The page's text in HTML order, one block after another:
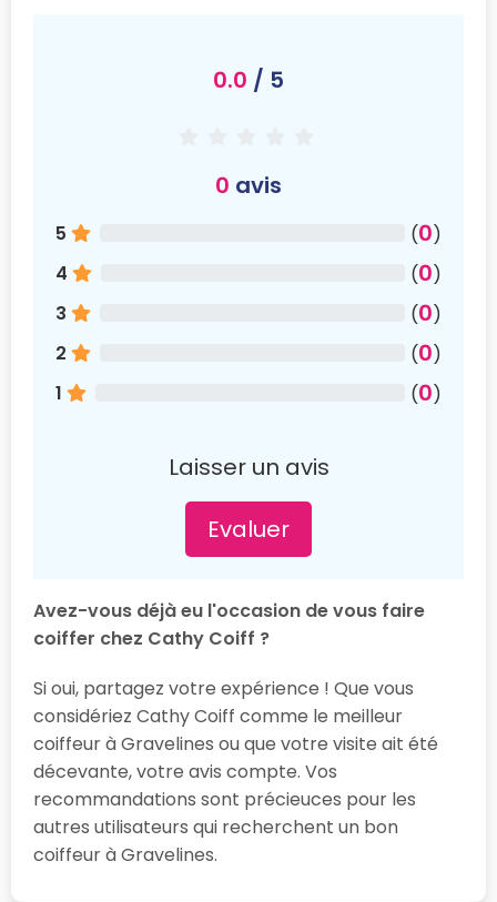
0.0 / 5
0 avis
5 (0)
4
(0)
3
(0)
2
(0)
1
(0)
Laisser un avis
Evaluer
Avez-vous déjà eu l'occasion de vous faire
coiffer chez Cathy Coiff ?
Si oui, partagez votre expérience ! Que vous
considériez Cathy Coiff comme le meilleur
coiffeur à Gravelines ou que votre visite ait été
décevante, votre avis compte. Vos
recommandations sont précieuces pour les
autres utilisateurs qui recherchent un bon
coiffeur à Gravelines.